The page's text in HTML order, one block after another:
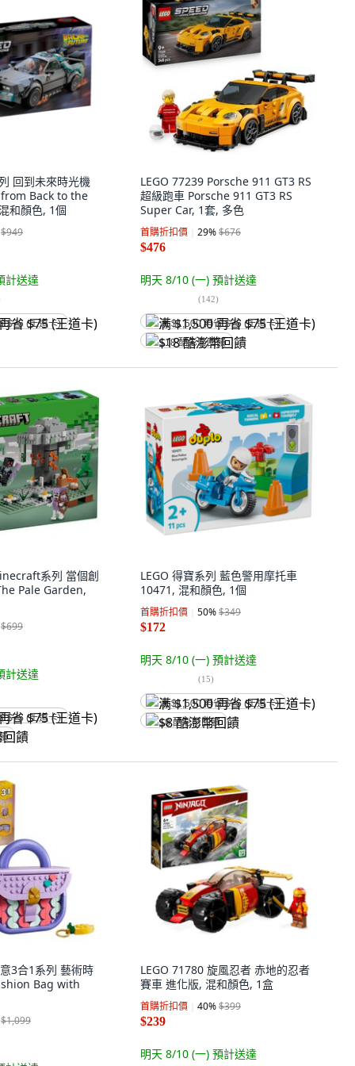
回到未來時光機
Back to the
和顏色, 1個
$949
計送達
$75 (王道卡)
LEGO 77239 Porsche 911 GT3 RS
超級跑車 Porsche 911 GT3 RS
Super Car, 1套, 多色
首購折扣價 29%$676
$476
明天 8/10 (一) 預計送達
(142)
满 $1,500 再省 $75 (王道卡)
$18 酷澎幣回饋
系列 當個創
Pale Garden,
$699
計送達
$75 (王道卡)
LEGO 得寶系列 藍色警用摩托車
10471, 混和顏色, 1個
首購折扣價 50%$349
$172
明天 8/10 (一) 預計送達
(15)
满 $1,500 再省 $75 (王道卡)
$8 酷澎幣回饋
3合1系列 藝術時
Bag with
$1,099
LEGO 71780 旋風忍者 赤地的忍者
賽車 進化版, 混和顏色, 1盒
首購折扣價 40%$399
$239
明天 8/10 (一) 預計送達